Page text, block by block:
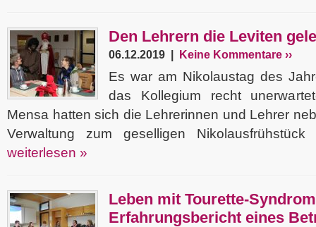
Den Lehrern die Leviten
06.12.2019 | Keine Kommentare ››
Es war am Nikolaustag des
das Kollegium recht
Mensa hatten sich die Lehrerinnen und Lehrer
Verwaltung zum geselligen
weiterlesen »
Leben mit Tourette-
Erfahrungsbericht eines